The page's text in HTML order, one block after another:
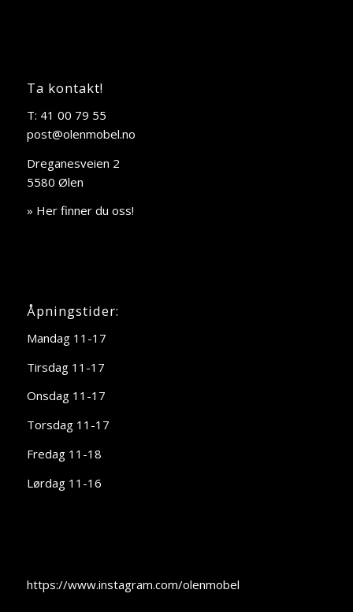
Ta kontakt!
T: 41 00 79 55
post@olenmobel.no
Dreganesveien 2
5580 Ølen
» Her finner du oss!
Åpningstider:
Mandag 11-17
Tirsdag 11-17
Onsdag 11-17
Torsdag 11-17
Fredag 11-18
Lørdag 11-16
https://www.instagram.com/olenmobel